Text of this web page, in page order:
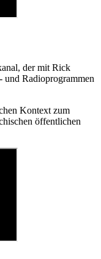
der mit Rick
und Radioprogrammen
Kontext zum
öffentlichen